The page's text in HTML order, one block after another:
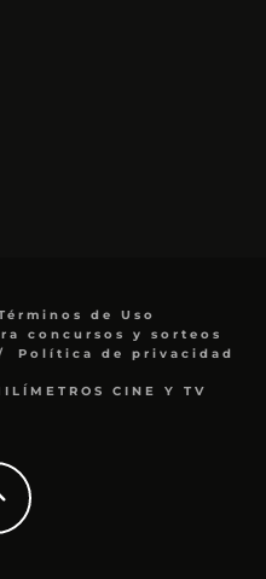
de Uso
concursos y sorteos
Política de privacidad
CINE Y TV